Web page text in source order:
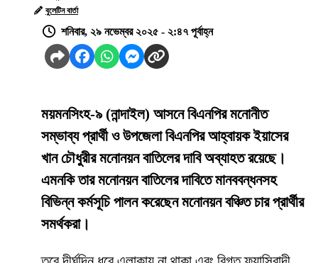
বুলেটিন বার্তা
শনিবার, ২৯ নভেম্বর ২০২৫ - ২:৪৭ পূর্বাহ্ন
ময়মনসিংহ-৯ (নান্দাইল) আসনে বিএনপির মনোনীত
সম্ভাব্য প্রার্থী ও উপজেলা বিএনপির আহ্বায়ক ইয়াসের
খান চৌধুরীর মনোনয়ন বাতিলের দাবি অব্যাহত রয়েছে।
এমনকি তার মনোনয়ন বাতিলের দাবিতে মানববন্ধনসহ
বিভিন্ন কর্মসূচি পালন করেছেন মনোনয়ন বঞ্চিত চার প্রার্থীর
সমর্থকরা।